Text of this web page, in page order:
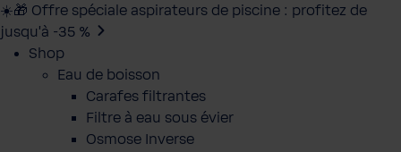
☀️🎁 Offre spéciale aspirateurs de piscine : profitez de
jusqu’à -35 %
Shop
Eau de boisson
Carafes filtrantes
Filtre à eau sous évier
Osmose Inverse